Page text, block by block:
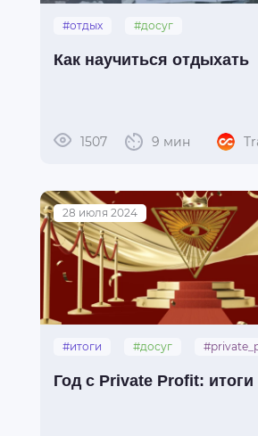
#отдых #досуг
Как научиться отдыхать
1507 9 мин
28 июля 2024
#итоги #досуг
Год с Private Profit: итоги